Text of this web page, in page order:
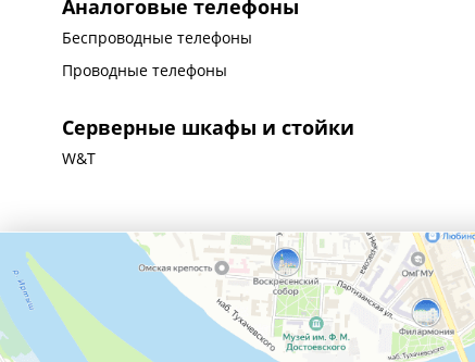
Аналоговые телефоны
Беспроводные телефоны
Проводные телефоны
Серверные шкафы и стойки
W&T